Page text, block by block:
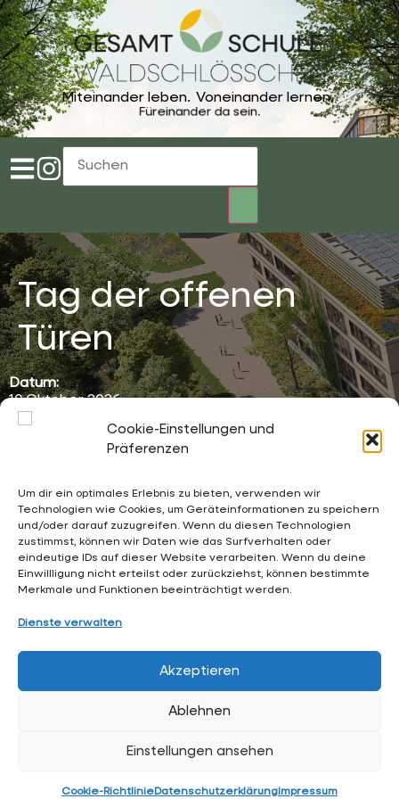
Cookie-Einstellungen und
Präferenzen
Um dir ein optimales Erlebnis zu bieten, verwenden wir
Technologien wie Cookies, um Geräteinformationen zu speichern
und/oder darauf zuzugreifen. Wenn du diesen Technologien
zustimmst, können wir Daten wie das Surfverhalten oder
eindeutige IDs auf dieser Website verarbeiten. Wenn du deine
Einwillligung nicht erteilst oder zurückziehst, können bestimmte
Merkmale und Funktionen beeinträchtigt werden.
Dienste verwalten
Akzeptieren
Ablehnen
Einstellungen ansehen
Cookie-RichtlinieDatenschutzerklärung Impressum
Miteinander leben. Voneinander lernen.
Füreinander da sein.
Tag der offenen
Türen
Datum:
10.Oktober 2026
02053 4969 0
sekretariat@waldschloesschen.schule
FAQ - Häufig gestellte Fragen
Datenschutzerklärung
Hintergrundgrafiken:RKW Architektur +
(arne.hupe@gmx.de)